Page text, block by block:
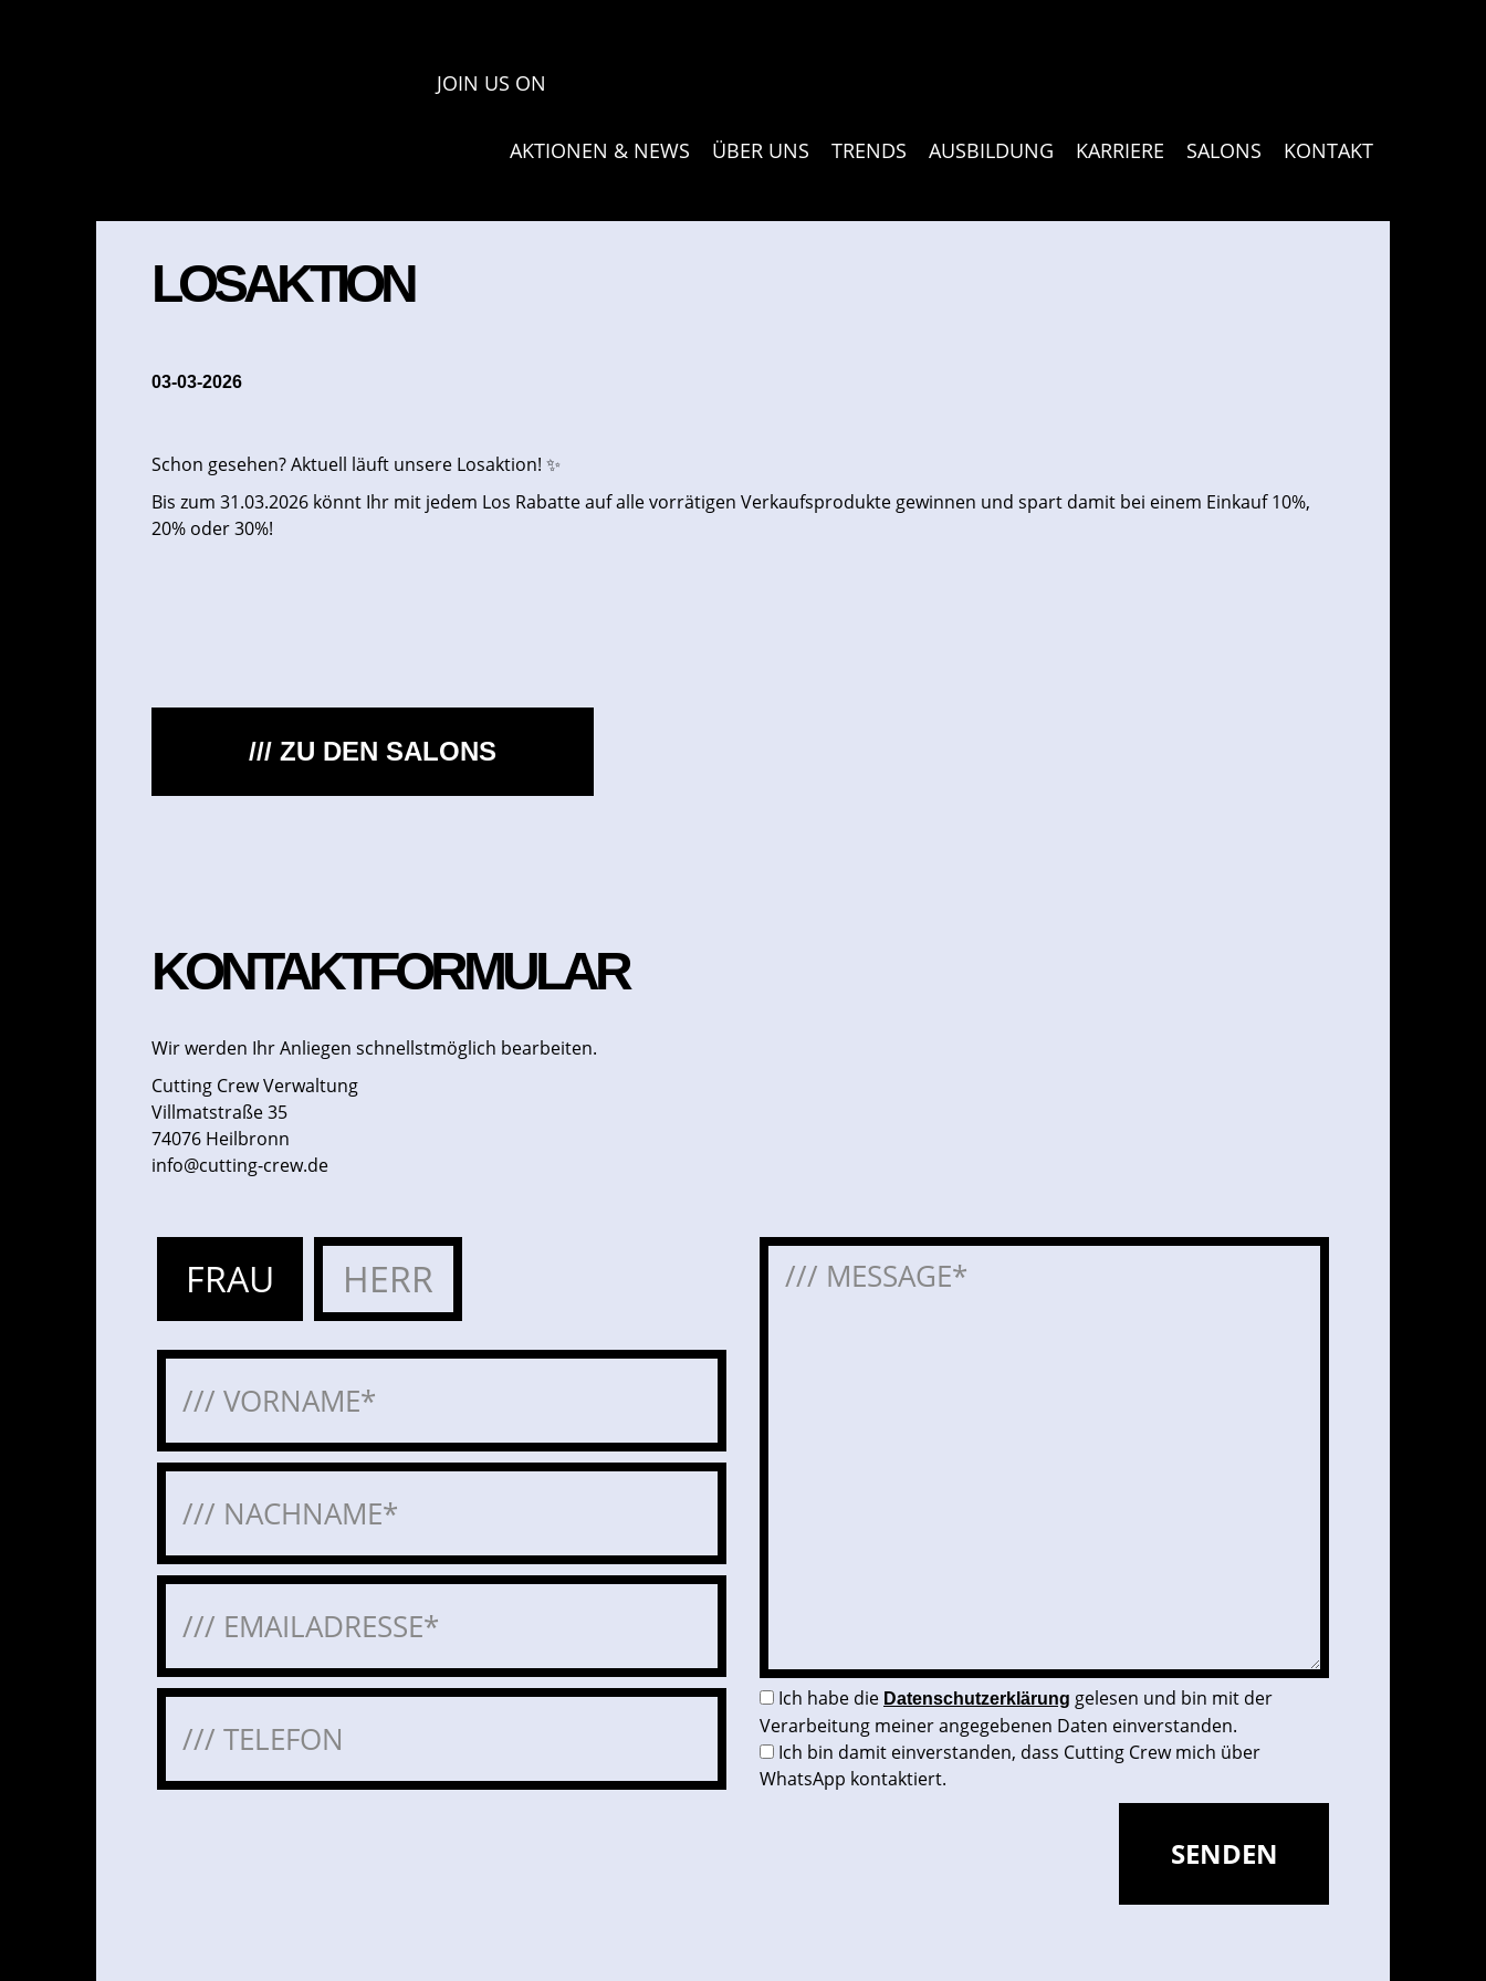
JOIN US ON
AKTIONEN & NEWS ÜBER UNS TRENDS AUSBILDUNG KARRIERE SALONS KONTAKT
LOSAKTION
03-03-2026
Schon gesehen? Aktuell läuft unsere Losaktion! ✨
Bis zum 31.03.2026 könnt Ihr mit jedem Los Rabatte auf alle vorrätigen Verkaufsprodukte gewinnen und spart damit bei einem Einkauf 10%,
20% oder 30%!
/// ZU DEN SALONS
KONTAKTFORMULAR
Wir werden Ihr Anliegen schnellstmöglich bearbeiten.
Cutting Crew Verwaltung
Villmatstraße 35
74076 Heilbronn
info@cutting-crew.de
FRAU HERR
Ich habe die Datenschutzerklärung gelesen und bin mit der
Verarbeitung meiner angegebenen Daten einverstanden.
Ich bin damit einverstanden, dass Cutting Crew mich über
WhatsApp kontaktiert.